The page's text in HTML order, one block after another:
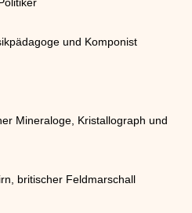
und Komponist
Mineraloge, Kristallograph und
britischer Feldmarschall